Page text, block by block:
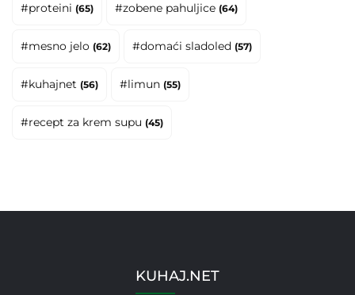
#proteini (65) #zobene pahuljice (64)
#mesno jelo (62) #domaći sladoled (57)
#kuhajnet (56) #limun (55)
#recept za krem supu (45)
KUHAJ.NET